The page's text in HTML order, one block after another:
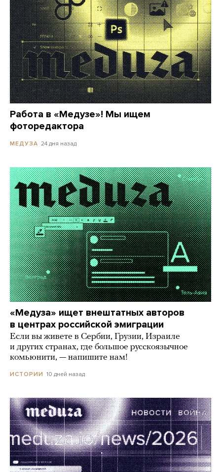
Работа в «Медузе»! Мы ищем
фоторедактора
МЕДУЗА 24 дня назад
«Медуза» ищет внештатных авторов
в центрах российской эмиграции
Если вы живете в Сербии, Грузии, Израиле
и других странах, где большое русскоязычное
комьюнити, — напишите нам!
ИСТОРИИ 10 дней назад